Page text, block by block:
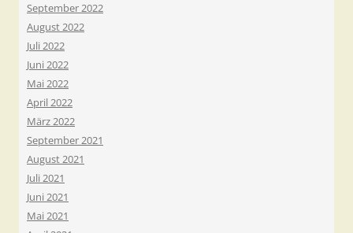
September 2022
August 2022
Juli 2022
Juni 2022
Mai 2022
April 2022
März 2022
September 2021
August 2021
Juli 2021
Juni 2021
Mai 2021